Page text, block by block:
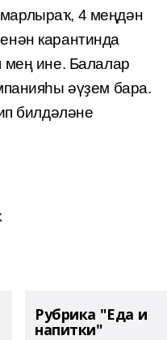
4 меңдән
карантинда
мең ине. Балалар
әүҙем бара.
билдәләне
Рубрика "Еда и
напитки"